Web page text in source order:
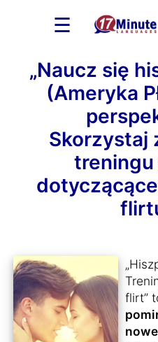
☰
„Naucz się
(Ameryka
Skorzystaj
treningu
flirt”